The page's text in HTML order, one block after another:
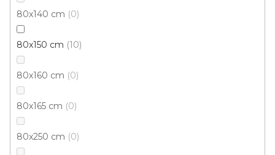
80x140 cm 0
80x150 cm 10
80x160 cm 0
80x165 cm 0
80x250 cm 0